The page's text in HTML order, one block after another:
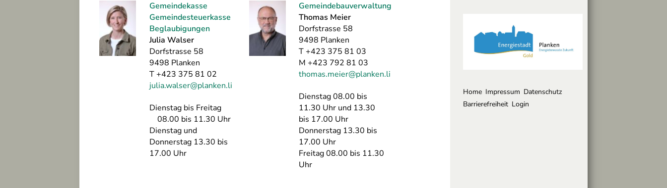
Gemeindekasse
Gemeindesteuerkasse
Beglaubigungen
Julia Walser
Dorfstrasse 58
9498 Planken
T +423 375 81 02
julia.walser@planken.li
Dienstag bis Freitag
08.00 bis 11.30 Uhr
Dienstag und
Donnerstag 13.30 bis
17.00 Uhr
Gemeindebauverwaltung
Thomas Meier
Dorfstrasse 58
9498 Planken
T +423 375 81 03
M +423 792 81 03
thomas.meier@planken.li
Dienstag 08.00 bis
11.30 Uhr und 13.30
bis 17.00 Uhr
Donnerstag 13.30 bis
17.00 Uhr
Freitag 08.00 bis 11.30
Uhr
Home Impressum Datenschutz
Barrierefreiheit Login